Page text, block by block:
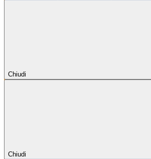
Chiudi
Chiudi